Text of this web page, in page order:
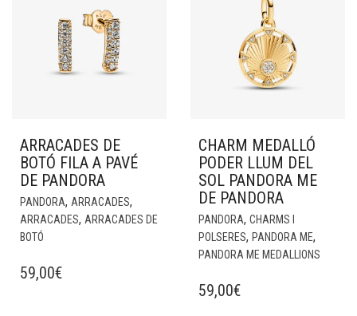
ARRACADES DE
BOTÓ FILA A PAVÉ
DE PANDORA
PANDORA, ARRACADES,
ARRACADES, ARRACADES DE
BOTÓ
59,00€
CHARM MEDALLÓ
PODER LLUM DEL
SOL PANDORA ME
DE PANDORA
PANDORA, CHARMS I
POLSERES, PANDORA ME,
PANDORA ME MEDALLIONS
59,00€